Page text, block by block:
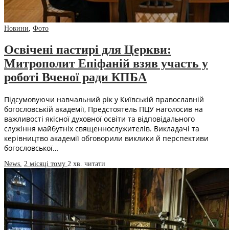
Новини, Фото
Освічені пастирі для Церкви:
Митрополит Епіфаній взяв участь у
роботі Вченої ради КПБА
Підсумовуючи навчальний рік у Київській православній
богословській академії, Предстоятель ПЦУ наголосив на
важливості якісної духовної освіти та відповідального
служіння майбутніх священнослужителів. Викладачі та
керівництво академії обговорили виклики й перспективи
богословської…
News, 2 місяці тому 2 хв. читати